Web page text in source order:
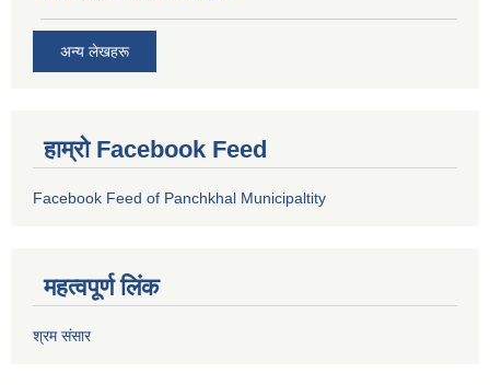
अन्य लेखहरू
हाम्रो Facebook Feed
Facebook Feed of Panchkhal Municipaltity
महत्वपूर्ण लिंक
श्रम संसार